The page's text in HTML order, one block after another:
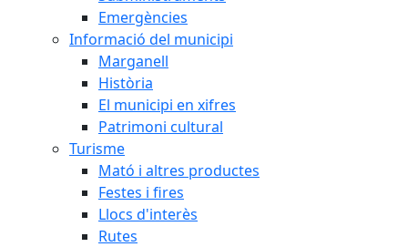
Emergències
Informació del municipi
Marganell
Història
El municipi en xifres
Patrimoni cultural
Turisme
Mató i altres productes
Festes i fires
Llocs d'interès
Rutes